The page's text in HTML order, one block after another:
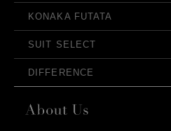
KONAKA FUTATA
SUIT SELECT
DIFFERENCE